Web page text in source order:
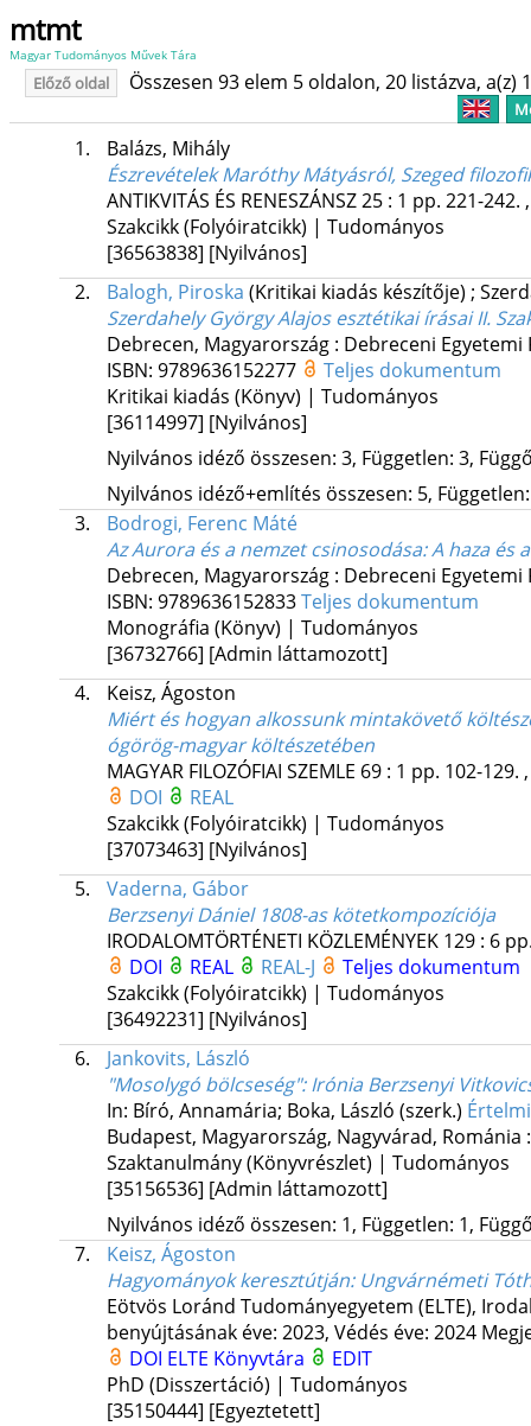
mtmt
Magyar Tudományos Művek Tára
Előző oldal Összesen 93 elem 5 oldalon, 20 listázva, a(z)
1.
Balázs, Mihály
Észrevételek Maróthy Mátyásról, Szeged
ANTIKVITÁS ÉS RENESZÁNSZ25: 1 pp. 221-242.
Szakcikk (Folyóiratcikk) | Tudományos
[36563838] [Nyilvános]
2.
Balogh, Piroska (Kritikai kiadás készítője) ;
Szerdahely György Alajos esztétikai írásai II.
Debrecen, Magyarország : Debreceni Egyetemi
ISBN: 9789636152277
Teljes dokumentum
Kritikai kiadás (Könyv) | Tudományos
[36114997] [Nyilvános]
Nyilvános idéző összesen: 3, Független: 3,
Nyilvános idéző+említés összesen: 5,
3.
Bodrogi, Ferenc Máté
Az Aurora és a nemzet csinosodása: A haza és
Debrecen, Magyarország : Debreceni Egyetemi
ISBN: 9789636152833Teljes dokumentum
Monográfia (Könyv) | Tudományos
[36732766] [Admin láttamozott]
4.
Keisz, Ágoston
Miért és hogyan alkossunk mintakövető
ógörög-magyar költészetében
MAGYAR FILOZÓFIAI SZEMLE 69: 1 pp. 102-129.
DOI
REAL
Szakcikk (Folyóiratcikk) | Tudományos
[37073463] [Nyilvános]
5.
Vaderna, Gábor
Berzsenyi Dániel 1808-as kötetkompozíciója
IRODALOMTÖRTÉNETI KÖZLEMÉNYEK 129: 6
DOI
REAL REAL-J
Teljes dokumentum
Szakcikk (Folyóiratcikk) | Tudományos
[36492231] [Nyilvános]
6.
Jankovits, László
"Mosolygó bölcseség": Irónia Berzsenyi
In: Bíró, Annamária; Boka, László (szerk.)
Budapest, Magyarország, Nagyvárad, Románia
Szaktanulmány (Könyvrészlet) | Tudományos
[35156536] [Admin láttamozott]
Nyilvános idéző összesen: 1, Független: 1,
7.
Keisz, Ágoston
Hagyományok keresztútján: Ungvárnémeti
Eötvös Loránd Tudományegyetem (ELTE),
benyújtásának éve: 2023, Védés éve: 2024
DOI ELTE Könyvtára
EDIT
PhD (Disszertáció) | Tudományos
[35150444] [Egyeztetett]